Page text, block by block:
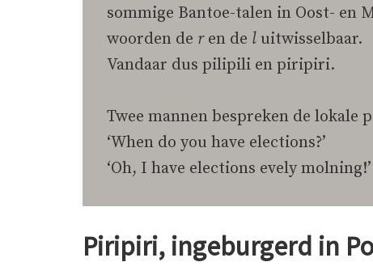
sommige Bantoe-talen in Oost- en
woorden de ren de l uitwisselbaar.
Vandaar dus pilipili en piripiri.
Twee mannen bespreken de lokale
‘When do you have elections?’
‘Oh, I have elections evely molning!’
Piripiri, ingeburgerd in